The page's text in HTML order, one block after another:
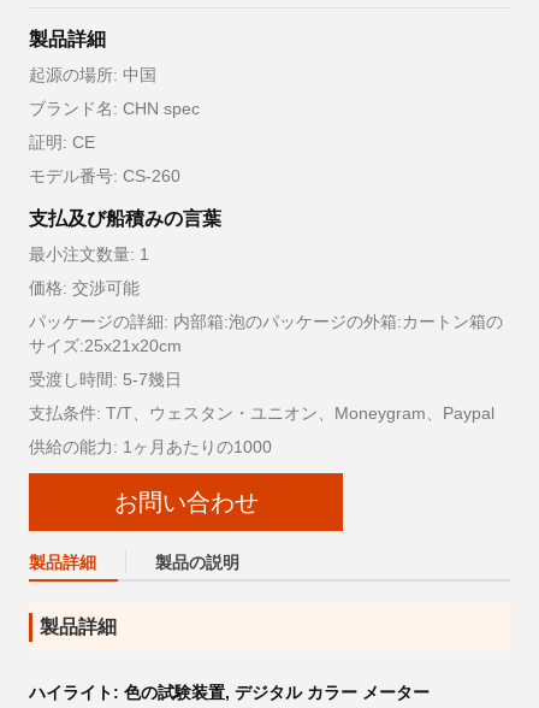
製品詳細
起源の場所: 中国
ブランド名: CHN spec
証明: CE
モデル番号: CS-260
支払及び船積みの言葉
最小注文数量: 1
価格: 交渉可能
パッケージの詳細: 内部箱:泡のパッケージの外箱:カートン箱の
サイズ:25x21x20cm
受渡し時間: 5-7幾日
支払条件: T/T、ウェスタン・ユニオン、Moneygram、Paypal
供給の能力: 1ヶ月あたりの1000
お問い合わせ
製品詳細 製品の説明
製品詳細
ハイライト: 色の試験装置, デジタル カラー メーター